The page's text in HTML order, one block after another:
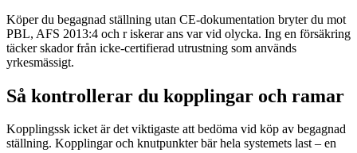
Köper du begagnad ställning utan CE-dokumentation bryter du mot
PBL, AFS 2013:4 och r iskerar ans var vid olycka. Ing en försäkring
täcker skador från icke-certifierad utrustning som används
yrkesmässigt.
Så kontrollerar du kopplingar och ramar
Kopplingssk icket är det viktigaste att bedöma vid köp av begagnad
ställning. Kopplingar och knutpunkter bär hela systemets last – en